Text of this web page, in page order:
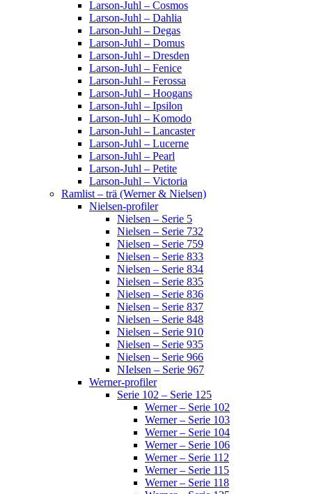
Larson-Juhl – Cosmos
Larson-Juhl – Dahlia
Larson-Juhl – Degas
Larson-Juhl – Domus
Larson-Juhl – Dresden
Larson-Juhl – Fenice
Larson-Juhl – Ferossa
Larson-Juhl – Hoogans
Larson-Juhl – Ipsilon
Larson-Juhl – Komodo
Larson-Juhl – Lancaster
Larson-Juhl – Lucerne
Larson-Juhl – Pearl
Larson-Juhl – Petite
Larson-Juhl – Victoria
Ramlist – trä (Werner & Nielsen)
Nielsen-profiler
Nielsen – Serie 5
Nielsen – Serie 732
Nielsen – Serie 759
Nielsen – Serie 833
Nielsen – Serie 834
Nielsen – Serie 835
Nielsen – Serie 836
Nielsen – Serie 837
Nielsen – Serie 848
Nielsen – Serie 910
Nielsen – Serie 935
Nielsen – Serie 966
NIelsen – Serie 967
Werner-profiler
Serie 102 – Serie 125
Werner – Serie 102
Werner – Serie 103
Werner – Serie 104
Werner – Serie 106
Werner – Serie 112
Werner – Serie 115
Werner – Serie 118